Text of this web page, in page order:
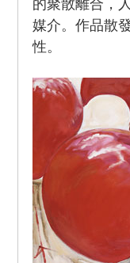
的聚散離合，
媒介。作品散
性。